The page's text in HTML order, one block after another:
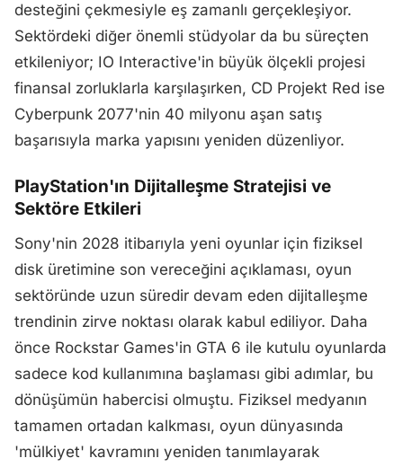
desteğini çekmesiyle eş zamanlı gerçekleşiyor.
Sektördeki diğer önemli stüdyolar da bu süreçten
etkileniyor; IO Interactive'in büyük ölçekli projesi
finansal zorluklarla karşılaşırken, CD Projekt Red ise
Cyberpunk 2077'nin 40 milyonu aşan satış
başarısıyla marka yapısını yeniden düzenliyor.
PlayStation'ın Dijitalleşme Stratejisi ve
Sektöre Etkileri
Sony'nin 2028 itibarıyla yeni oyunlar için fiziksel
disk üretimine son vereceğini açıklaması, oyun
sektöründe uzun süredir devam eden dijitalleşme
trendinin zirve noktası olarak kabul ediliyor. Daha
önce Rockstar Games'in GTA 6 ile kutulu oyunlarda
sadece kod kullanımına başlaması gibi adımlar, bu
dönüşümün habercisi olmuştu. Fiziksel medyanın
tamamen ortadan kalkması, oyun dünyasında
'mülkiyet' kavramını yeniden tanımlayarak